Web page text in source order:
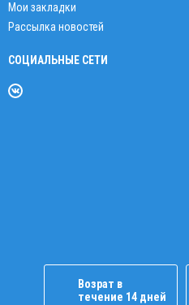
Мои закладки
Рассылка новостей
СОЦИАЛЬНЫЕ СЕТИ
Возрат в
течение 14 дней